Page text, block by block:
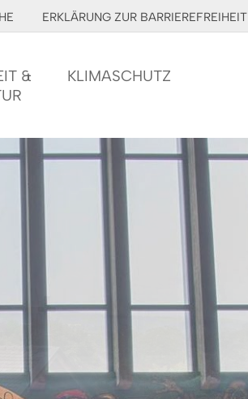
ERKLÄRUNG ZUR BARRIEREFREIHEIT
&
KLIMASCHUTZ